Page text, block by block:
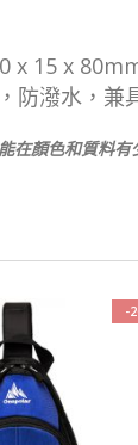
x 15 x
防潑水，兼
在顏色和質料
-